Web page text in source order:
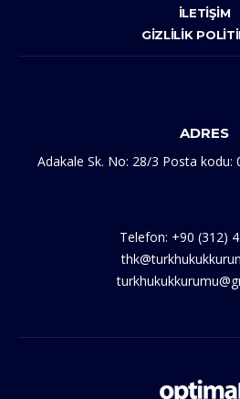
İLETIŞIM
GIZLILIK
ADRES
Adakale Sk. No: 28/3 Posta kodu:
Telefon: +90 (312)